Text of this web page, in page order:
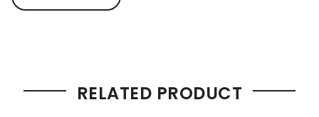
RELATED PRODUCT